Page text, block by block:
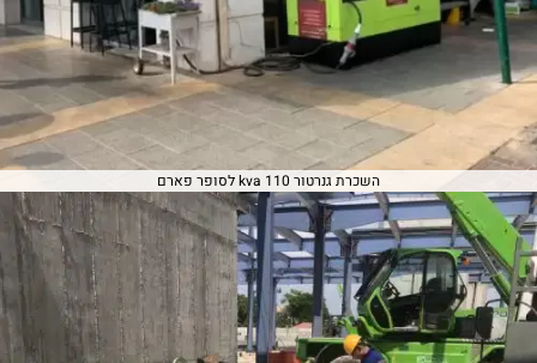
השכרת גנרטור 110 kva לסופר פארם